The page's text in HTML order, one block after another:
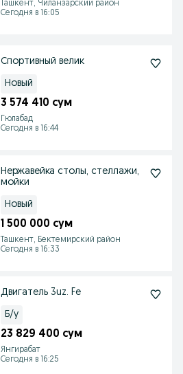
Ташкент, Чиланзарский район
Сегодня в 16:05
Спортивный велик
Новый
3 574 410 сум
Гюлабад
Сегодня в 16:44
Нержавейка столы, стеллажи,
мойки
Новый
1 500 000 сум
Ташкент, Бектемирский район
Сегодня в 16:33
Двигатель 3uz. Fe
Б/у
23 829 400 сум
Янгирабат
Сегодня в 16:25